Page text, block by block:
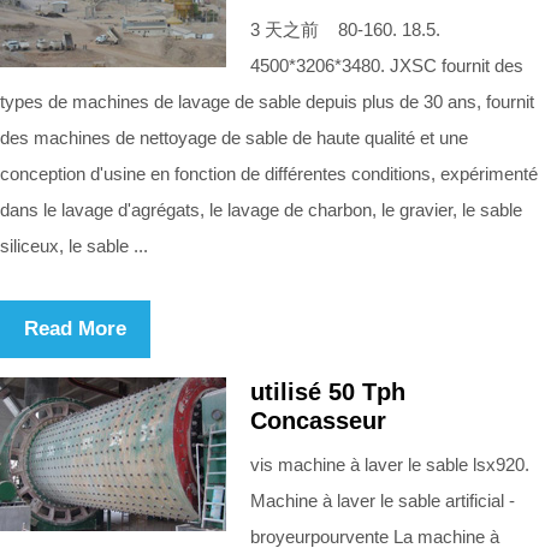
3 天之前 80-160. 18.5.
4500*3206*3480. JXSC fournit des
types de machines de lavage de sable depuis plus de 30 ans, fournit
des machines de nettoyage de sable de haute qualité et une
conception d'usine en fonction de différentes conditions, expérimenté
dans le lavage d'agrégats, le lavage de charbon, le gravier, le sable
siliceux, le sable ...
Read More
utilisé 50 Tph
Concasseur
vis machine à laver le sable lsx920.
Machine à laver le sable artificial -
broyeurpourvente La machine à